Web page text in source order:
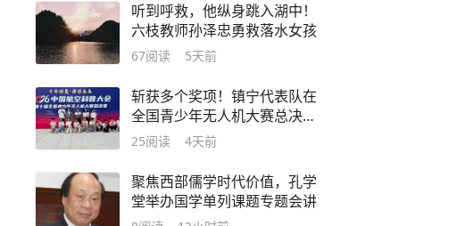
听到呼救，他纵身跳入湖中！
六枝教师孙泽忠勇救落水女孩
67阅读 5天前
斩获多个奖项！镇宁代表队在
全国青少年无人机大赛总决赛
表现亮眼
25阅读 4天前
聚焦西部儒学时代价值，孔学
堂举办国学单列课题专题会讲